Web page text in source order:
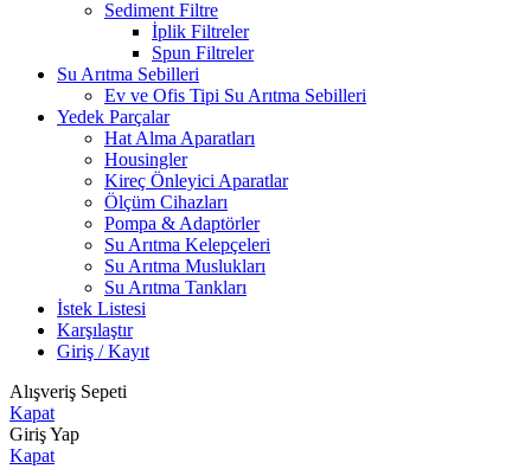
Sediment Filtre
İplik Filtreler
Spun Filtreler
Su Arıtma Sebilleri
Ev ve Ofis Tipi Su Arıtma Sebilleri
Yedek Parçalar
Hat Alma Aparatları
Housingler
Kireç Önleyici Aparatlar
Ölçüm Cihazları
Pompa & Adaptörler
Su Arıtma Kelepçeleri
Su Arıtma Muslukları
Su Arıtma Tankları
İstek Listesi
Karşılaştır
Giriş / Kayıt
Alışveriş Sepeti
Kapat
Giriş Yap
Kapat